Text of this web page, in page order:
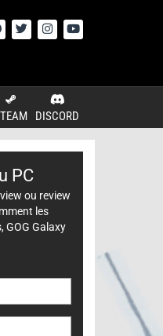
DISCORD
PC
ou review
les
GOG Galaxy